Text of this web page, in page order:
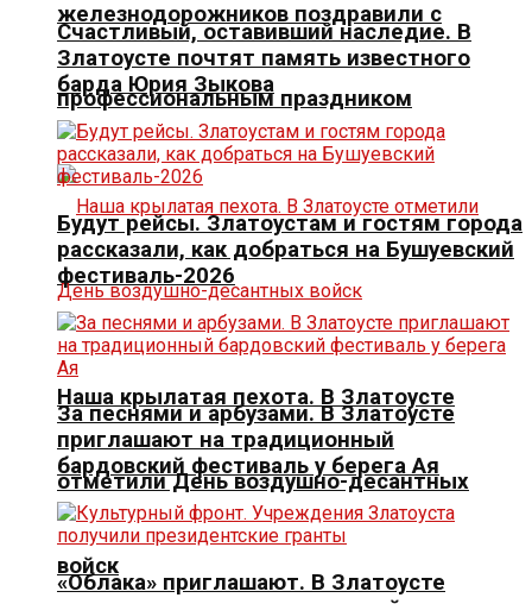
железнодорожников поздравили с
профессиональным праздником
Наша крылатая пехота. В Златоусте
отметили День воздушно-десантных
войск
Счастливый, оставивший наследие. В
Златоусте почтят память известного
барда Юрия Зыкова
Будут рейсы. Златоустам и гостям города
рассказали, как добраться на Бушуевский
фестиваль-2026
За песнями и арбузами. В Златоусте
приглашают на традиционный
бардовский фестиваль у берега Ая
«Облака» приглашают. В Златоусте